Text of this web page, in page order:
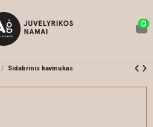
0
Sidabrinis kavinukas